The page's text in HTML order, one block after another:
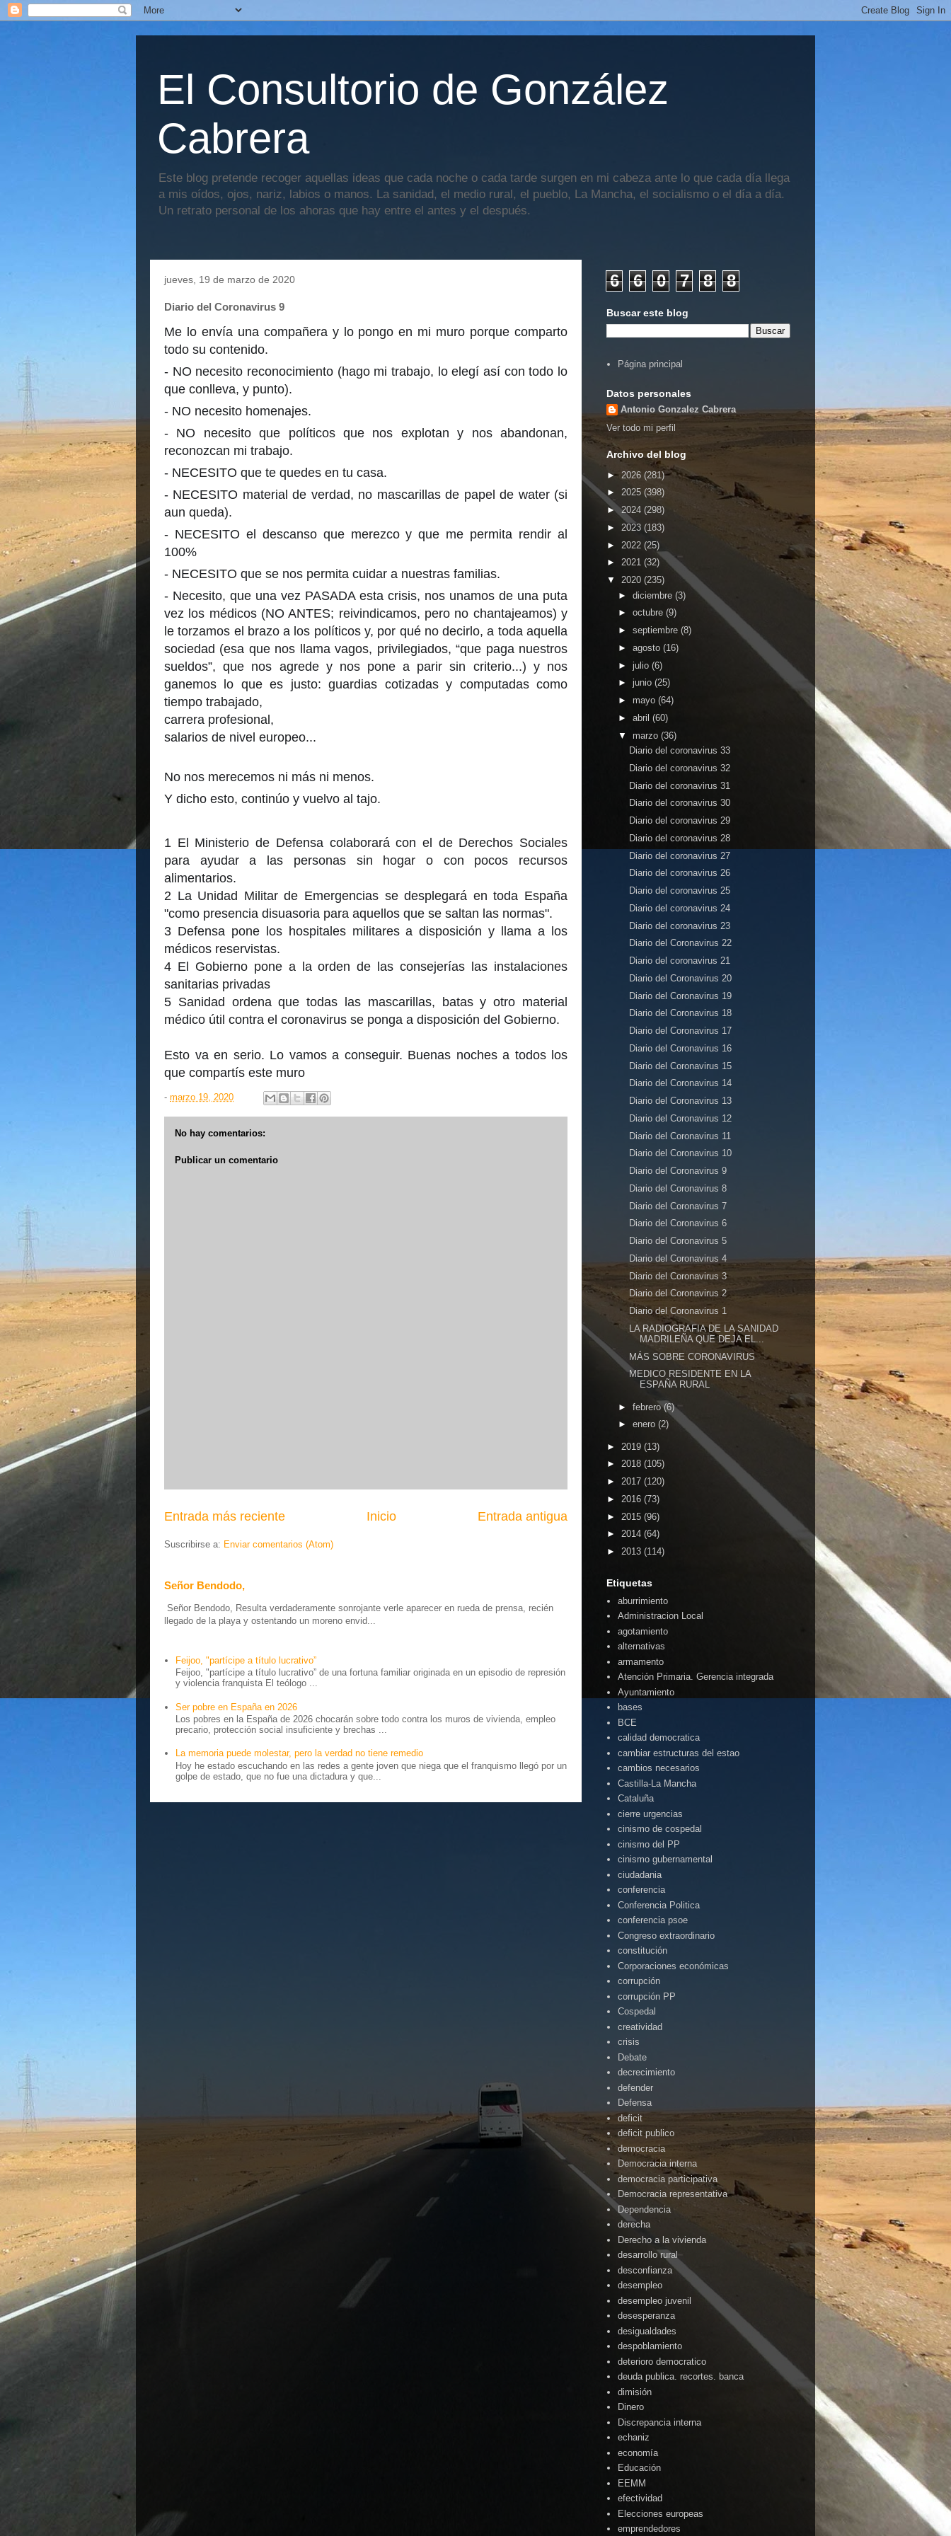
El Consultorio de González
Cabrera
Este blog pretende recoger aquellas ideas que cada noche o cada tarde surgen en mi cabeza ante lo que cada día llega
a mis oídos, ojos, nariz, labios o manos. La sanidad, el medio rural, el pueblo, La Mancha, el socialismo o el día a día.
Un retrato personal de los ahoras que hay entre el antes y el después.
jueves, 19 de marzo de 2020
Diario del Coronavirus 9
Me lo envía una compañera y lo pongo en mi muro porque comparto
todo su contenido.
- NO necesito reconocimiento (hago mi trabajo, lo elegí así con todo lo
que conlleva, y punto).
- NO necesito homenajes.
- NO necesito que políticos que nos explotan y nos abandonan,
reconozcan mi trabajo.
- NECESITO que te quedes en tu casa.
- NECESITO material de verdad, no mascarillas de papel de water (si
aun queda).
- NECESITO el descanso que merezco y que me permita rendir al
100%
- NECESITO que se nos permita cuidar a nuestras familias.
- Necesito, que una vez PASADA esta crisis, nos unamos de una puta
vez los médicos (NO ANTES; reivindicamos, pero no chantajeamos) y
le torzamos el brazo a los políticos y, por qué no decirlo, a toda aquella
sociedad (esa que nos llama vagos, privilegiados, “que paga nuestros
sueldos”, que nos agrede y nos pone a parir sin criterio...) y nos
ganemos lo que es justo: guardias cotizadas y computadas como
tiempo trabajado,
carrera profesional,
salarios de nivel europeo...
No nos merecemos ni más ni menos.
Y dicho esto, continúo y vuelvo al tajo.
1 El Ministerio de Defensa colaborará con el de Derechos Sociales
para ayudar a las personas sin hogar o con pocos recursos
alimentarios.
2 La Unidad Militar de Emergencias se desplegará en toda España
"como presencia disuasoria para aquellos que se saltan las normas".
3 Defensa pone los hospitales militares a disposición y llama a los
médicos reservistas.
4 El Gobierno pone a la orden de las consejerías las instalaciones
sanitarias privadas
5 Sanidad ordena que todas las mascarillas, batas y otro material
médico útil contra el coronavirus se ponga a disposición del Gobierno.
Esto va en serio. Lo vamos a conseguir. Buenas noches a todos los
que compartís este muro
- marzo 19, 2020
No hay comentarios:
Publicar un comentario
Entrada más reciente Entrada antigua
Inicio
Suscribirse a: Enviar comentarios (Atom)
Señor Bendodo,
Señor Bendodo, Resulta verdaderamente sonrojante verle aparecer en rueda de prensa, recién
llegado de la playa y ostentando un moreno envid...
Feijoo, "partícipe a título lucrativo”
Feijoo, "partícipe a título lucrativo” de una fortuna familiar originada en un episodio de represión
y violencia franquista El teólogo ...
Ser pobre en España en 2026
Los pobres en la España de 2026 chocarán sobre todo contra los muros de vivienda, empleo
precario, protección social insuficiente y brechas ...
La memoria puede molestar, pero la verdad no tiene remedio
Hoy he estado escuchando en las redes a gente joven que niega que el franquismo llegó por un
golpe de estado, que no fue una dictadura y que...
6 6 0 7 8 8
Buscar este blog
Página principal
Datos personales
Antonio Gonzalez Cabrera
Ver todo mi perfil
Archivo del blog
► 2026 (281)
► 2025 (398)
►2024 (298)
► 2023 (183)
► 2022 (25)
► 2021 (32)
▼ 2020 (235)
► diciembre (3)
► octubre (9)
► septiembre (8)
► agosto (16)
► julio (6)
► junio (25)
► mayo (64)
► abril (60)
▼ marzo (36)
Diario del coronavirus 33
Diario del coronavirus 32
Diario del coronavirus 31
Diario del coronavirus 30
Diario del coronavirus 29
Diario del coronavirus 28
Diario del coronavirus 27
Diario del coronavirus 26
Diario del coronavirus 25
Diario del coronavirus 24
Diario del coronavirus 23
Diario del Coronavirus 22
Diario del coronavirus 21
Diario del Coronavirus 20
Diario del Coronavirus 19
Diario del Coronavirus 18
Diario del Coronavirus 17
Diario del Coronavirus 16
Diario del Coronavirus 15
Diario del Coronavirus 14
Diario del Coronavirus 13
Diario del Coronavirus 12
Diario del Coronavirus 11
Diario del Coronavirus 10
Diario del Coronavirus 9
Diario del Coronavirus 8
Diario del Coronavirus 7
Diario del Coronavirus 6
Diario del Coronavirus 5
Diario del Coronavirus 4
Diario del Coronavirus 3
Diario del Coronavirus 2
Diario del Coronavirus 1
LA RADIOGRAFIA DE LA SANIDAD
MADRILEÑA QUE DEJA EL...
MÁS SOBRE CORONAVIRUS
MEDICO RESIDENTE EN LA
ESPAÑA RURAL
► febrero(6)
► enero (2)
► 2019 (13)
► 2018 (105)
► 2017 (120)
► 2016 (73)
► 2015 (96)
► 2014 (64)
► 2013 (114)
Etiquetas
aburrimiento
Administracion Local
agotamiento
alternativas
armamento
Atención Primaria. Gerencia integrada
Ayuntamiento
bases
BCE
calidad democratica
cambiar estructuras del estao
cambios necesarios
Castilla-La Mancha
Cataluña
cierre urgencias
cinismo de cospedal
cinismo del PP
cinismo gubernamental
ciudadania
conferencia
Conferencia Politica
conferencia psoe
Congreso extraordinario
constitución
Corporaciones económicas
corrupción
corrupción PP
Cospedal
creatividad
crisis
Debate
decrecimiento
defender
Defensa
deficit
deficit publico
democracia
Democracia interna
democracia participativa
Democracia representativa
Dependencia
derecha
Derecho a la vivienda
desarrollo rural
desconfianza
desempleo
desempleo juvenil
desesperanza
desigualdades
despoblamiento
deterioro democratico
deuda publica. recortes. banca
dimisión
Dinero
Discrepancia interna
echaniz
economía
Educación
EEMM
efectividad
Elecciones europeas
emprendedores